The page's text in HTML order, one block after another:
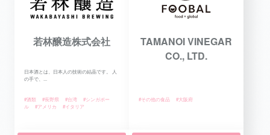
若林醸造株式会社
日本酒とは、日本人の技術の結晶です。 人
の手で、...
#酒類 #長野県 #台湾
#シンガポー
ル
#アメリカ #イタリア
TAMANOI VINEGAR
CO., LTD.
#その他の食品 #大阪府